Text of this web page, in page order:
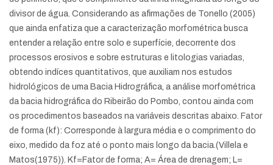
divisor de água. Considerando as afirmações de Tonello (2005)
que ainda enfatiza que a caracterização morfométrica busca
entender a relação entre solo e superfície, decorrente dos
processos erosivos e sobre estruturas e litologias variadas,
obtendo indíces quantitativos, que auxiliam nos estudos
hidrológicos de uma Bacia Hidrográfica, a análise morfométrica
da bacia hidrográfica do Ribeirão do Pombo, contou ainda com
os procedimentos baseados na variáveis descritas abaixo. Fator
de forma (kf): Corresponde à largura média e o comprimento do
eixo, medido da foz até o ponto mais longo da bacia.(Villela e
Matos(1975)). Kf=Fator de forma; A= Área de drenagem; L=